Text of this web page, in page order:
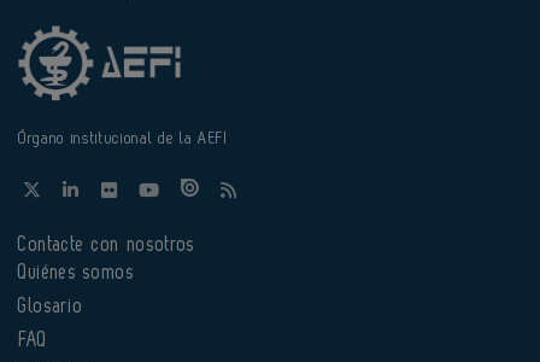
Órgano institucional de la AEFI
Contacte con nosotros
Quiénes somos
Glosario
FAQ